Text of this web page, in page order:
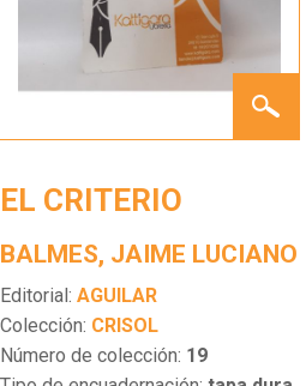
CRITERIO
EL CRITERIO
BALMES, JAIME LUCIANO
Editorial: AGUILAR
Colección: CRISOL
Número de colección: 19